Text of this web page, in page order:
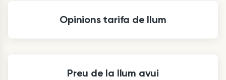
Opinions tarifa de llum
Preu de la llum avui